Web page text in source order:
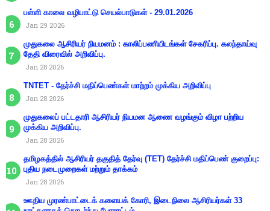
பள்ளி காலை வழிபாட்டு செயல்பாடுகள் - 29.01.2026
Jan 29 2026
முதுகலை ஆசிரியர் நியமனம் : காலிப்பணியிடங்கள் சேகரிப்பு. கலந்தாய்வு
தேதி விரைவில் அறிவிப்பு.
Jan 28 2026
TNTET - தேர்ச்சி மதிப்பெண்கள் மாற்றம் முக்கிய அறிவிப்பு
Jan 28 2026
முதுகலைப் பட்டதாரி ஆசிரியர் நியமன ஆணை வழங்கும் விழா பற்றிய
முக்கிய அறிவிப்பு.
Jan 28 2026
தமிழகத்தில் ஆசிரியர் தகுதித் தேர்வு (TET) தேர்ச்சி மதிப்பெண் குறைப்பு:
புதிய நடைமுறைகள் மற்றும் தாக்கம்
Jan 28 2026
ஊதிய முரண்பாட்டைக் களையக் கோரி, இடைநிலை ஆசிரியர்கள் 33